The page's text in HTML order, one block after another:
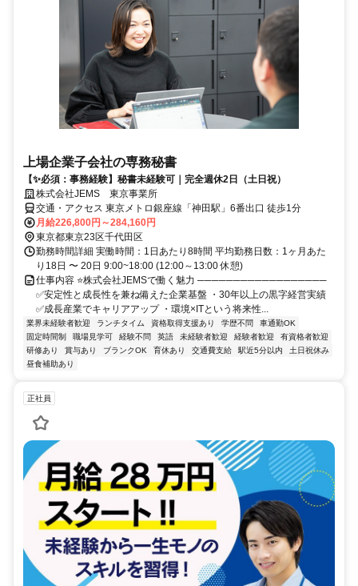
上場企業子会社の専務秘書
【✨必須：事務経験】秘書未経験可｜完全週休2日（土日祝）
株式会社JEMS 東京事業所
交通・アクセス 東京メトロ銀座線「神田駅」6番出口 徒歩1分
月給226,800円～284,160円
東京都東京23区千代田区
勤務時間詳細 実働時間：1日あたり8時間 平均勤務日数：1ヶ月あた
り18日 〜 20日 9:00~18:00 (12:00～13:00 休憩)
仕事内容 ⭐株式会社JEMSで働く魅力 ──────────────────
✅安定性と成長性を兼ね備えた企業基盤 ・30年以上の黒字経営実績
✅成長産業でキャリアアップ ・環境×ITという将来性...
業界未経験者歓迎 ランチタイム 資格取得支援あり 学歴不問
車通勤OK
固定時間制
職場見学可 経験不問 英語 未経験者歓迎 経験者歓迎
有資格者歓迎
研修あり
賞与あり ブランクOK 育休あり 交通費支給 駅近5分以内
土日祝休み
昼食補助あり
正社員